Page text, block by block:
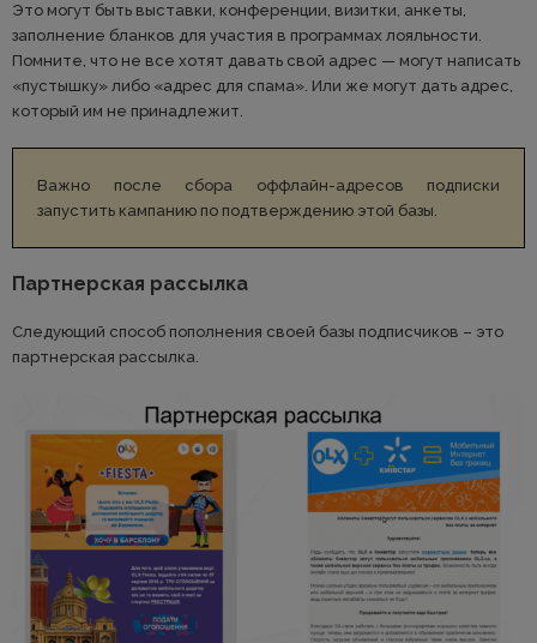
Это могут быть выставки, конференции, визитки, анкеты,
заполнение бланков для участия в программах лояльности.
Помните, что не все хотят давать свой адрес — могут написать
«пустышку» либо «адрес для спама». Или же могут дать адрес,
который им не принадлежит.
Важно после сбора оффлайн-адресов подписки
запустить кампанию по подтверждению этой базы.
Партнерская рассылка
Следующий способ пополнения своей базы подписчиков – это
партнерская рассылка.